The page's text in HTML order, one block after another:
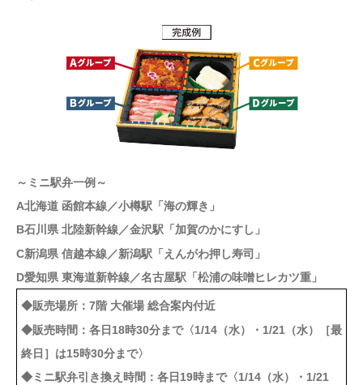
～ミニ駅弁一例～
A北海道 函館本線／小樽駅「海の輝き」
B石川県 北陸新幹線／金沢駅「加賀のかにすし」
C新潟県 信越本線／新潟駅「えんがわ押し寿司」
D愛知県 東海道新幹線／名古屋駅「松浦の味噌ヒレカツ重」
◆販売場所：7階 大催場 総合案内付近
◆販売時間：各日18時30分まで〈1/14（水）・1/21（水）［最
終日］は15時30分まで〉
◆ミニ駅弁引き換え時間：各日19時まで〈1/14（水）・1/21